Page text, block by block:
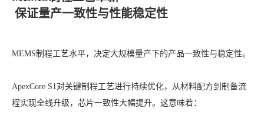
保证量产一致性与性能稳定性
MEMS制程工艺水平，决定大规模量产下的产品一致性与稳定性。
ApexCore S1对关键制程工艺进行持续优化，从材料配方到制备流
程实现全线升级，芯片一致性大幅提升。这意味着：